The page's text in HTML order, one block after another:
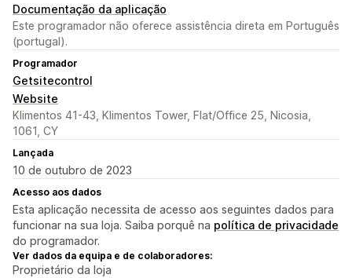
Documentação da aplicação
Este programador não oferece assistência direta em Português
(portugal).
Programador
Getsitecontrol
Website
Klimentos 41-43, Klimentos Tower, Flat/Office 25, Nicosia,
1061, CY
Lançada
10 de outubro de 2023
Acesso aos dados
Esta aplicação necessita de acesso aos seguintes dados para
funcionar na sua loja. Saiba porquê na política de privacidade
do programador.
Ver dados da equipa e de colaboradores:
Proprietário da loja